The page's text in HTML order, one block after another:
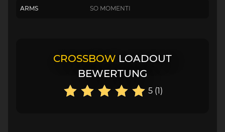
ARMS SO MOMENTI
CROSSBOW LOADOUT
BEWERTUNG
5 (1)